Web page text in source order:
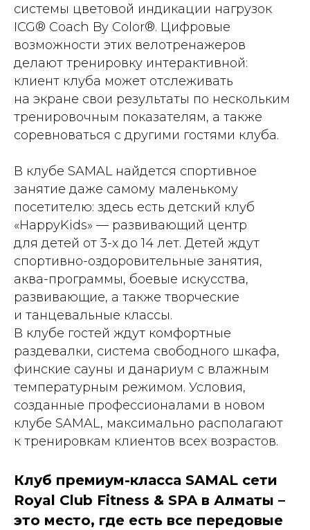
системы цветовой индикации нагрузок
ICG® Coach By Color®. Цифровые
возможности этих велотренажеров
делают тренировку интерактивной:
клиент клуба может отслеживать
на экране свои результаты по нескольким
тренировочным показателям, а также
соревноваться с другими гостями клуба.
В клубе SAMAL найдется спортивное
занятие даже самому маленькому
посетителю: здесь есть детский клуб
«HappyKids» — развивающий центр
для детей от 3-х до 14 лет. Детей ждут
спортивно-оздоровительные занятия,
аква-программы, боевые искусства,
развивающие, а также творческие
и танцевальные классы.
В клубе гостей ждут комфортные
раздевалки, система свободного шкафа,
финские сауны и данариум с влажным
температурным режимом. Условия,
созданные профессионалами в новом
клубе SAMAL, максимально располагают
к тренировкам клиентов всех возрастов.
Клуб премиум-класса SAMAL сети
Royal Club Fitness & SPA в Алматы –
это место, где есть все передовые